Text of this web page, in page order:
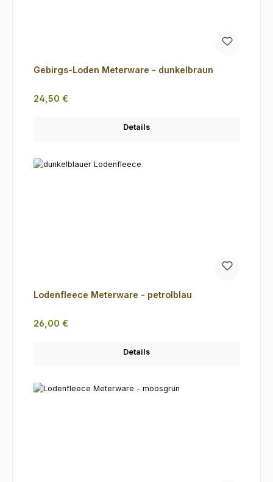
Gebirgs-Loden Meterware - dunkelbraun
Regulärer Preis:
24,50 €
Details
Lodenfleece Meterware - petrolblau
Regulärer Preis:
26,00 €
Details